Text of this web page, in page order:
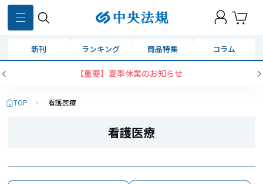
新刊 ランキング 商品特集 コラム
【重要】夏季休業のお知らせ
TOP > 看護医療
看護医療